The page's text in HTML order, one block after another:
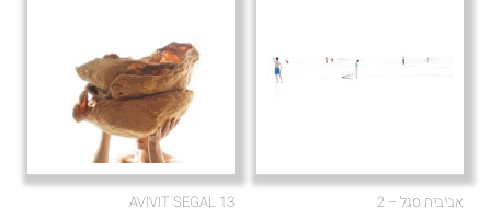
אביבית סגל – 2 AVIVIT SEGAL 13